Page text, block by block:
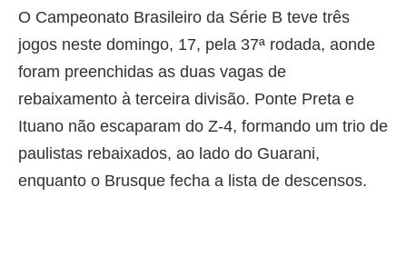
O Campeonato Brasileiro da Série B teve três
jogos neste domingo, 17, pela 37ª rodada, aonde
foram preenchidas as duas vagas de
rebaixamento à terceira divisão. Ponte Preta e
Ituano não escaparam do Z-4, formando um trio de
paulistas rebaixados, ao lado do Guarani,
enquanto o Brusque fecha a lista de descensos.